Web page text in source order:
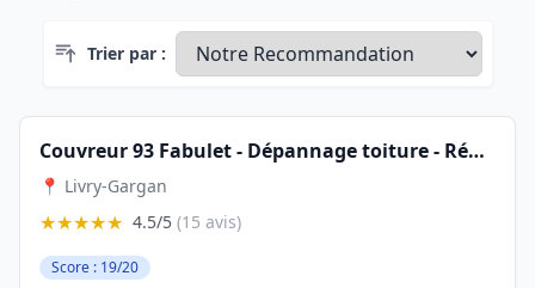
Trier par :
Couvreur 93 Fabulet - Dépannage toiture - Réparation toiture - Intervention rapide 24h/24
📍 Livry-Gargan
★★★★★ 4.5/5 (15 avis)
Score : 19/20